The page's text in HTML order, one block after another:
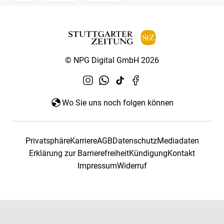
© NPG Digital GmbH 2026
Wo Sie uns noch folgen können
PrivatsphäreKarriereAGBDatenschutzMediadaten
Erklärung zur BarrierefreiheitKündigungKontakt
ImpressumWiderruf